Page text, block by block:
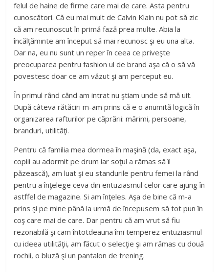
felul de haine de firme care mai de care. Asta pentru
cunoscători. Că eu mai mult de Calvin Klain nu pot să zic
că am recunoscut în primă fază prea multe. Abia la
încălţăminte am început să mai recunosc şi eu una alta.
Dar na, eu nu sunt un reper în ceea ce priveşte
preocuparea pentru fashion ul de brand aşa că o să vă
povestesc doar ce am văzut şi am perceput eu.
În primul rând când am intrat nu ştiam unde să mă uit.
După câteva rătăciri m-am prins că e o anumită logică în
organizarea rafturilor pe căprării: mărimi, persoane,
branduri, utilităţi.
Pentru că familia mea dormea în maşină (da, exact aşa,
copiii au adormit pe drum iar soţul a rămas să îi
păzească), am luat şi eu standurile pentru femei la rând
pentru a înţelege ceva din entuziasmul celor care ajung în
astffel de magazine. Si am înţeles. Aşa de bine că m-a
prins şi pe mine până la urmă de începusem să tot pun în
coş care mai de care. Dar pentru că am vrut să fiu
rezonabilă şi cam întotdeauna îmi temperez entuziasmul
cu ideea utilităţii, am făcut o selecţie şi am rămas cu două
rochii, o bluză şi un pantalon de trening.